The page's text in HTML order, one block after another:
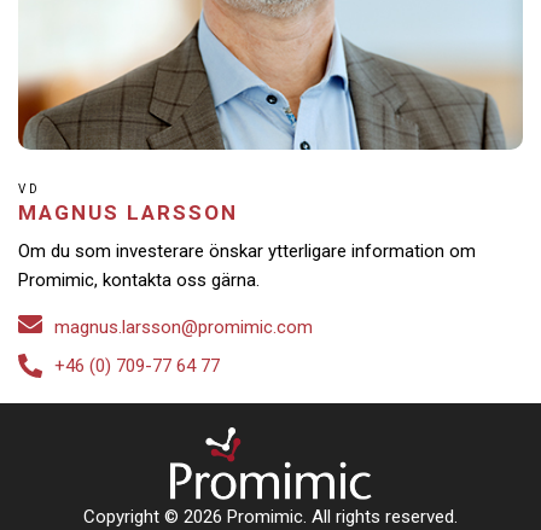
VD
MAGNUS LARSSON
Om du som investerare önskar ytterligare information om
Promimic, kontakta oss gärna.
magnus.larsson@promimic.com
+46 (0) 709-77 64 77
Copyright © 2026 Promimic. All rights reserved.